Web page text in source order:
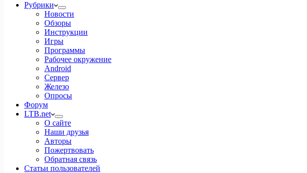
Рубрики
Новости
Обзоры
Инструкции
Игры
Программы
Рабочее окружение
Android
Сервер
Железо
Опросы
Форум
LTB.net
О сайте
Наши друзья
Авторы
Пожертвовать
Обратная связь
Статьи пользователей